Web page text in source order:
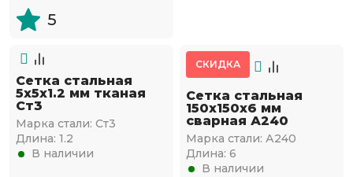
5
Сетка стальная
5х5х1.2 мм тканая
Ст3
Марка стали: Ст3
Длина: 1.2
В наличии
СКИДКА
Сетка стальная
150х150х6 мм
сварная А240
Марка стали: А240
Длина: 6
В наличии